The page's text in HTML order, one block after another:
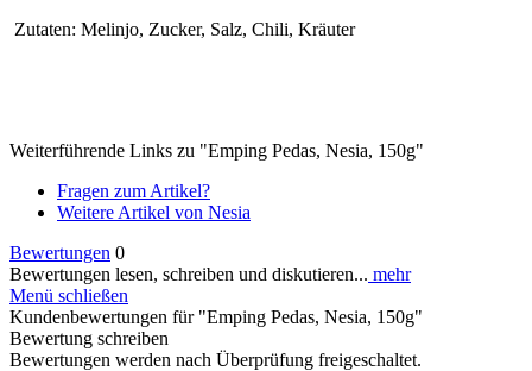
Zutaten: Melinjo, Zucker, Salz, Chili, Kräuter
Weiterführende Links zu "Emping Pedas, Nesia, 150g"
Fragen zum Artikel?
Weitere Artikel von Nesia
Bewertungen 0
Bewertungen lesen, schreiben und diskutieren... mehr
Menü schließen
Kundenbewertungen für "Emping Pedas, Nesia, 150g"
Bewertung schreiben
Bewertungen werden nach Überprüfung freigeschaltet.